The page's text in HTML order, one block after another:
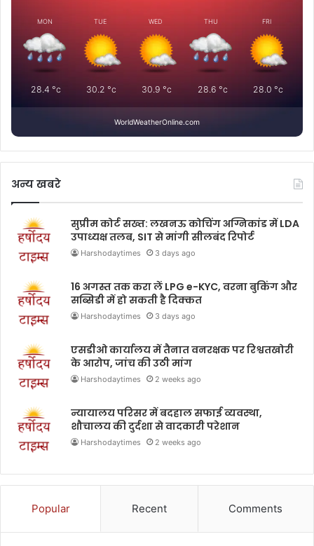
MON
28.4 °c
TUE
30.2 °c
WED
30.9 °c
THU
28.6 °c
FRI
28.0 °c
WorldWeatherOnline.com
अन्य खबरे
सुप्रीम कोर्ट सख्त: लखनऊ कोचिंग अग्निकांड में LDA
उपाध्यक्ष तलब, SIT से मांगी सीलबंद रिपोर्ट
Harshodaytimes 3 days ago
16 अगस्त तक करा लें LPG e-KYC, वरना बुकिंग और
सब्सिडी में हो सकती है दिक्कत
Harshodaytimes 3 days ago
एसडीओ कार्यालय में तैनात वनरक्षक पर रिश्वतखोरी
के आरोप, जांच की उठी मांग
Harshodaytimes 2 weeks ago
न्यायालय परिसर में बदहाल सफाई व्यवस्था,
शौचालय की दुर्दशा से वादकारी परेशान
Harshodaytimes 2 weeks ago
Popular Recent Comments